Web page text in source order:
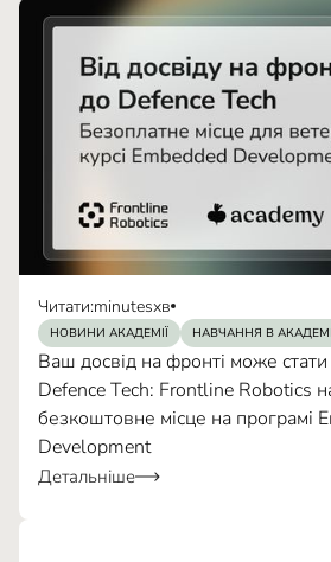
Читати:minutesхв
НОВИНИ АКАДЕМІЇ НАВЧАННЯ В
Ваш досвід на фронті може
Defence Tech: Frontline Robotics
безкоштовне місце на програмі
Development
Детальніше